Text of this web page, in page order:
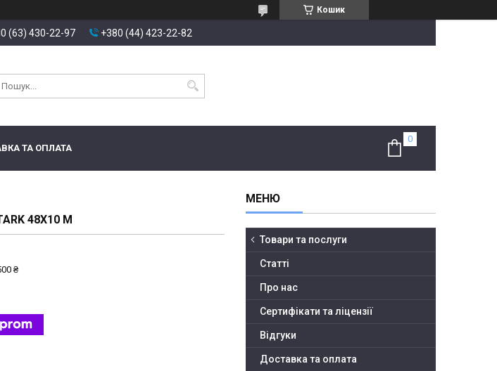
Кошик
(63) 430-22-97 +380 (44) 423-22-82
ТА ОПЛАТА
48X10 М
₴
Товари та послуги
Статті
Про нас
Сертифікати та ліцензії
Відгуки
Доставка та оплата